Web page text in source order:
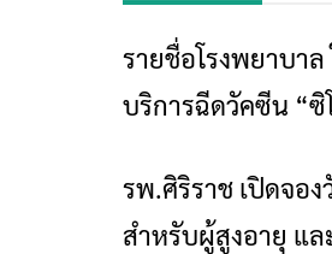
ข่
รายชื่อโรงพยาบาล
บริการฉีดวัคซีน “ซิ
ข่
รพ.ศิริราช เปิดจอ
สำหรับผู้สูงอายุ แล